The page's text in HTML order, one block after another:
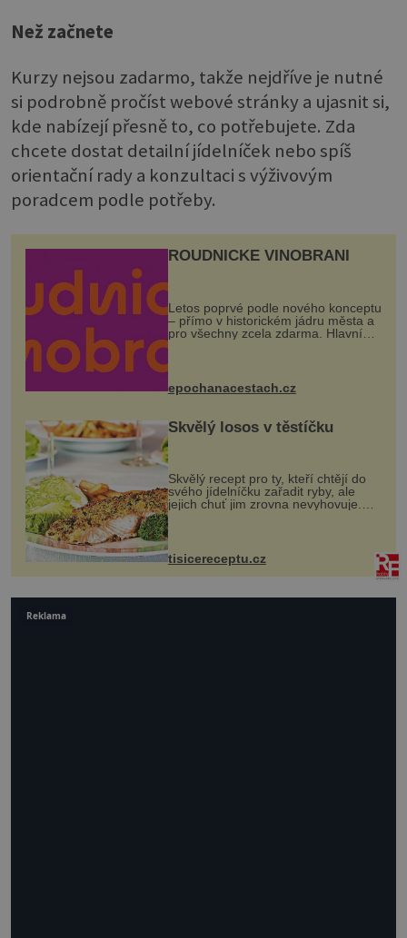
Než začnete
Kurzy nejsou zadarmo, takže nejdříve je nutné
si podrobně pročíst webové stránky a ujasnit si,
kde nabízejí přesně to, co potřebujete. Zda
chcete dostat detailní jídelníček nebo spíš
orientační rady a konzultaci s výživovým
poradcem podle potřeby.
ROUDNICKÉ VINOBRANÍ
Letos poprvé podle nového konceptu
– přímo v historickém jádru města a
pro všechny zcela zdarma. Hlavní
program se odehraje na Karlově a
mohou těšit na víno, burčák, pes...
epochanacestach.cz
Skvělý losos v těstíčku
Skvělý recept pro ty, kteří chtějí do
svého jídelníčku zařadit ryby, ale
jejich chuť jim zrovna nevyhovuje.
Losos je samozřejmě taky ryba, ale v
tomto případě si na to nikdo ani
nevzpomene. Ingredienc...
tisicereceptu.cz
Reklama